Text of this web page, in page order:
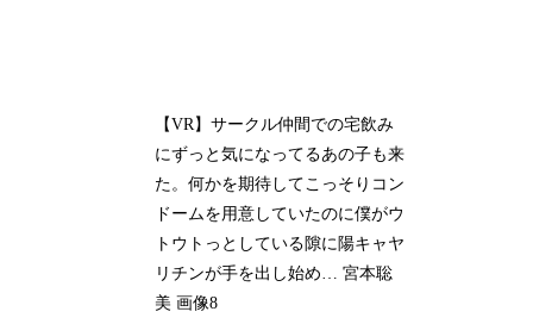
【VR】サークル仲間での宅飲み
にずっと気になってるあの子も来
た。何かを期待してこっそりコン
ドームを用意していたのに僕がウ
トウトっとしている隙に陽キャヤ
リチンが手を出し始め… 宮本聡
美 画像8